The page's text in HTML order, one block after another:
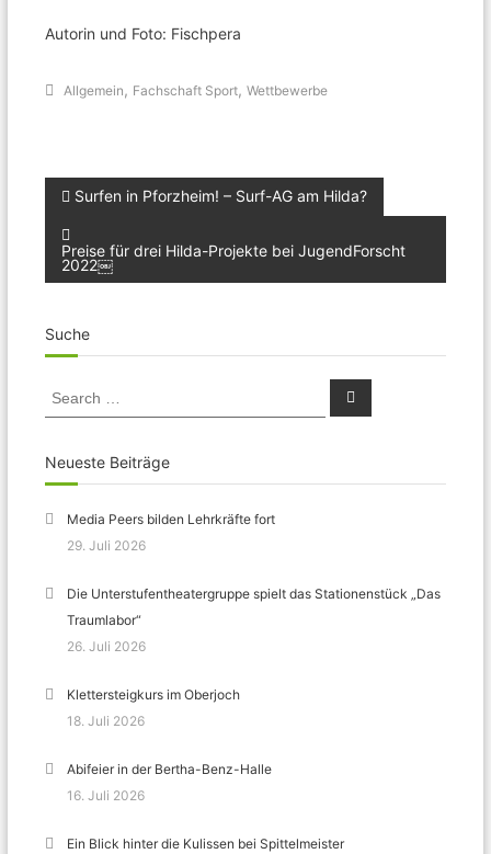
Autorin und Foto: Fischpera
Allgemein , Fachschaft Sport,Wettbewerbe
Beitragsnavigation
Surfen in Pforzheim! – Surf-AG am Hilda?
Preise für drei Hilda-Projekte bei JugendForscht
2022￼
Suche
Search
Search
Neueste Beiträge
Media Peers bilden Lehrkräfte fort
29. Juli 2026
Die Unterstufentheatergruppe spielt das Stationenstück „Das
Traumlabor“
26. Juli 2026
Klettersteigkurs im Oberjoch
18. Juli 2026
Abifeier in der Bertha-Benz-Halle
16. Juli 2026
Ein Blick hinter die Kulissen bei Spittelmeister